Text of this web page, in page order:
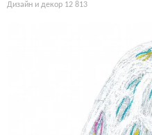
Дизайн и декор 12 813